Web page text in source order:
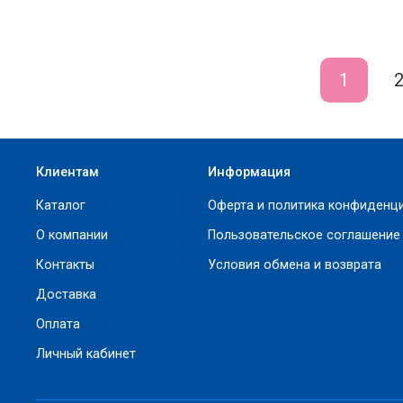
1 2
Клиентам
Каталог
О компании
Контакты
Доставка
Оплата
Личный кабинет
Информация
Оферта и политика
Пользовательское соглашение
Условия обмена и возврата